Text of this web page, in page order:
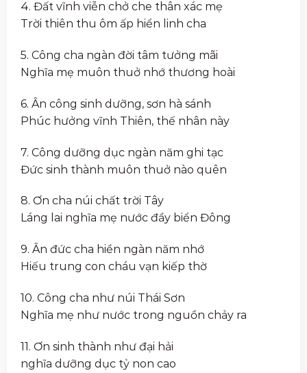
4. Đất vĩnh viễn chở che thân xác mẹ
Trời thiên thu ôm ấp hiển linh cha
5. Công cha ngàn đời tâm tưởng mãi
Nghĩa mẹ muôn thuở nhớ thương hoài
6. Ân công sinh dưỡng, sơn hà sánh
Phúc hưởng vĩnh Thiên, thế nhân này
7. Công dưỡng dục ngàn năm ghi tạc
Đức sinh thành muôn thuở nào quên
8. Ơn cha núi chất trời Tây
Láng lai nghĩa mẹ nước đầy biển Đông
9. Ân đức cha hiền ngàn năm nhớ
Hiếu trung con cháu vạn kiếp thờ
10. Công cha như núi Thái Sơn
Nghĩa mẹ như nước trong nguồn chảy ra
11. Ơn sinh thành như đại hải
nghĩa dưỡng dục tỷ non cao